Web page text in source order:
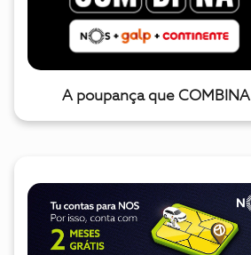
A poupança que COMBINA